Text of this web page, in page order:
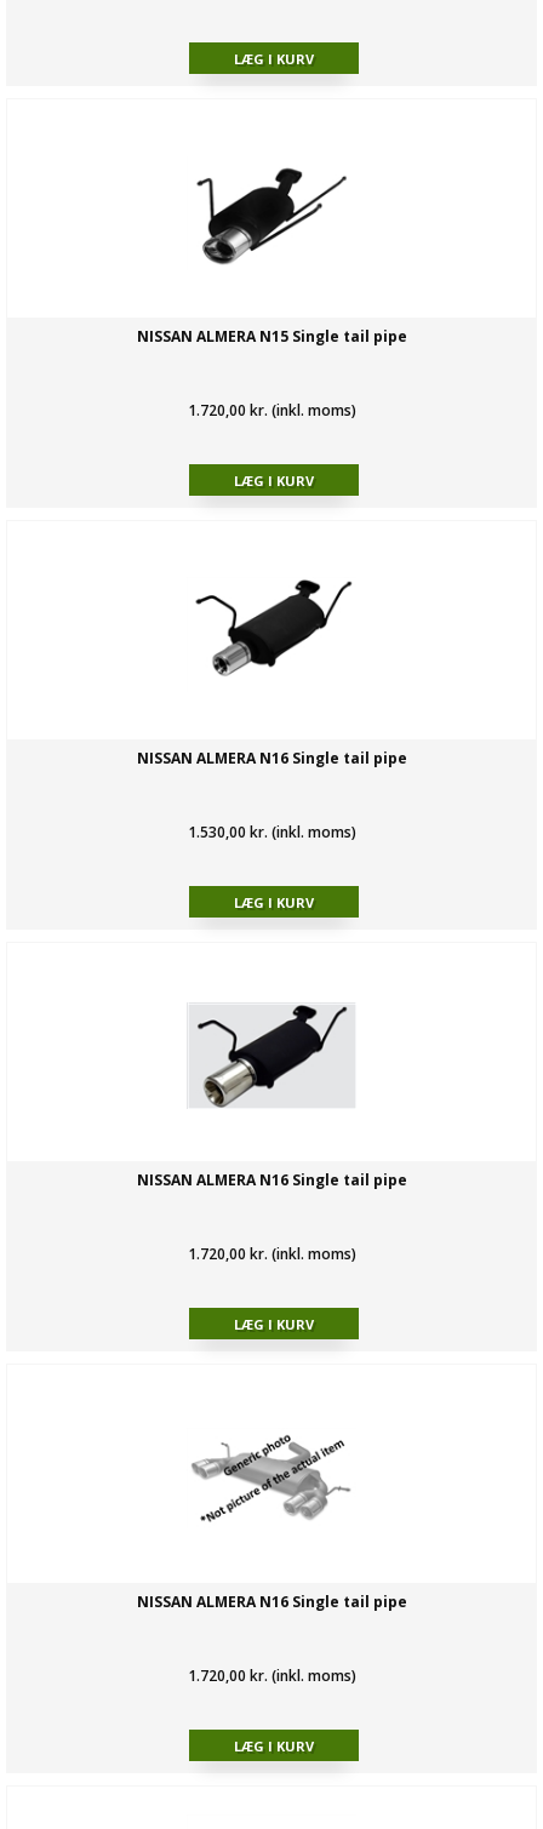
NISSAN ALMERA N15 Single tail pipe
1.720,00 kr. (inkl. moms)
NISSAN ALMERA N16 Single tail pipe
1.530,00 kr. (inkl. moms)
NISSAN ALMERA N16 Single tail pipe
1.720,00 kr. (inkl. moms)
NISSAN ALMERA N16 Single tail pipe
1.720,00 kr. (inkl. moms)